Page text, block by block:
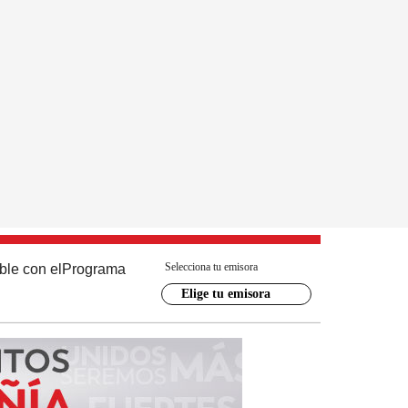
con el Programa Selecciona tu emisora
Elige tu emisora